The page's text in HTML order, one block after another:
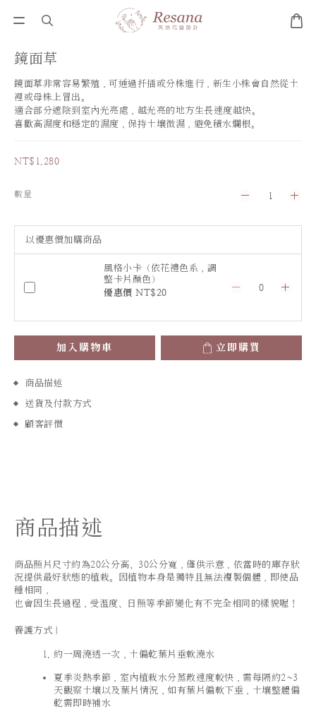
鏡面草
鏡面草非常容易繁殖，可通過扦插或分株進行，新生小株會自然從土
裡或母株上冒出。
適合部分遮陰到室內光亮處，越光亮的地方生長速度越快。
喜歡高濕度和穩定的濕度，保持土壤微濕，避免積水爛根。
NT$1,280
數量
以優惠價加購商品
風格小卡（依花禮色系，調
整卡片顏色）
優惠價 NT$20
加入購物車 立即購買
商品描述
送貨及付款方式
顧客評價
商品描述
商品照片尺寸約為20公分高、30公分寬， 僅供示意，依當時的庫存狀
況提供最好狀態的植栽。因植物本身是獨特且無法複製個體，即使品
種相同，
也會因生長過程，受溫度、日照等季節變化有不完全相同的樣貌喔！
養護方式｜
約一周澆透一次，土偏乾葉片垂軟澆水
夏季炎熱季節，室內植栽水分蒸散速度較快，需每隔約2~3
天觀察土壤以及葉片情況，如有葉片偏軟下垂，土壤整體偏
乾需即時補水